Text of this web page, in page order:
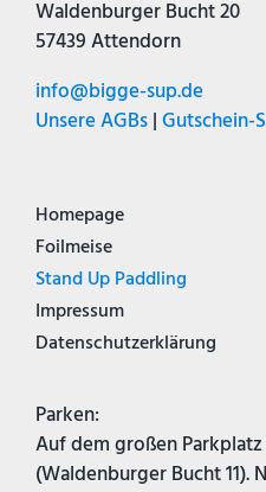
Waldenburger Bucht 20
57439 Attendorn
info@bigge-sup.de
Unsere AGBs|Gutschein-
Homepage
Foilmeise
Stand Up Paddling
Impressum
Datenschutzerklärung
Parken:
Auf dem großen
(Waldenburger Bucht 11).